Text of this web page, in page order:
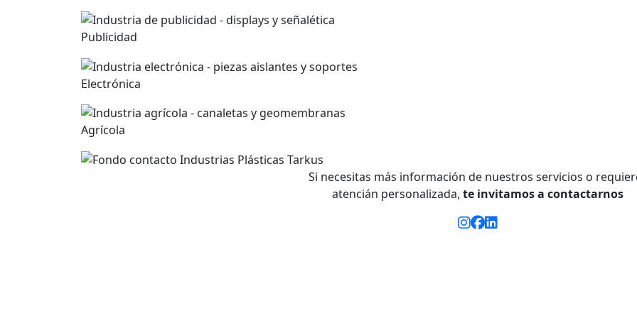
Publicidad
Electrónica
Agrícola
Si necesitas más información de nuestros servicios o
atencián personalizada, te invitamos a contactarnos